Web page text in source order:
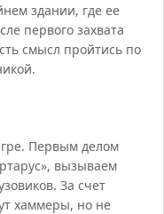
здании, где ее
первого захвата
смысл пройтись по
Первым делом
вызываем
За счет
хаммеры, но не